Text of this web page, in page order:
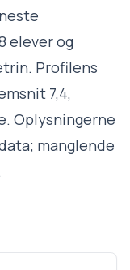
elever og
Profilens
7,4,
Oplysningerne
manglende